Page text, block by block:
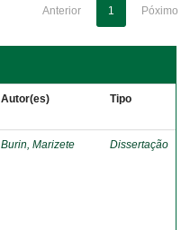
Anterior 1 Póximo
Autor(es) Tipo
Burin, Marizete Dissertação